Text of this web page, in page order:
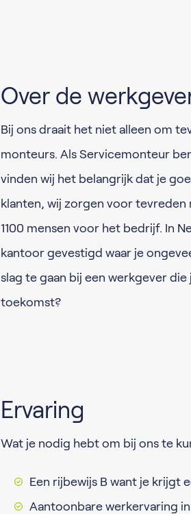
Over de
Bij ons draait het niet alleen om
monteurs. Als Servicemonteur
vinden wij het belangrijk dat je
klanten, wij zorgen voor tevreden
1100 mensen voor het bedrijf. In
kantoor gevestigd waar je
slag te gaan bij een werkgever
toekomst?
Ervaring
Wat je nodig hebt om bij ons te
Een rijbewijs B want je krijgt
Aantoonbare werkervaring